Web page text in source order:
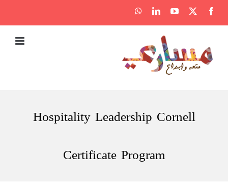
to
content
Facebook
X
YouTube
LinkedIn
WhatsApp
Hospitality Leadership Cornell
Certificate Program